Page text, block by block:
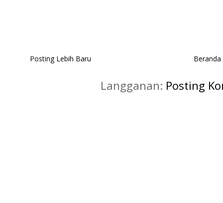
Posting Lebih Baru Beranda
Langganan: Posting